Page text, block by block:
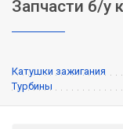
Запчасти б/у
Катушки зажигания
Турбины